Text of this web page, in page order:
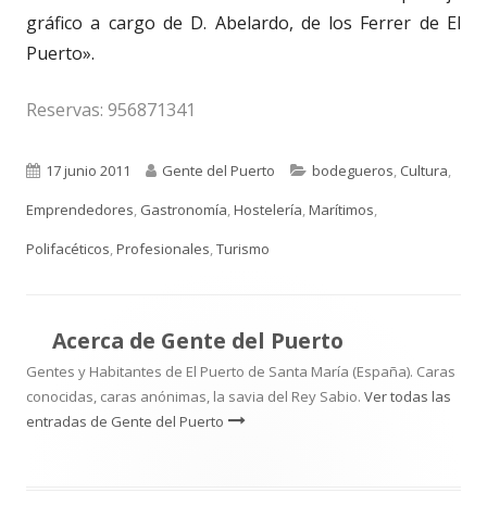
gráfico a cargo de D. Abelardo, de los Ferrer de El
Puerto».
Reservas: 956871341
Publicado
el
17 junio 2011 Autor
Gente del Puerto Categorías
bodegueros Cultura
Emprendedores Gastronomía Hostelería Marítimos
Polifacéticos Profesionales Turismo
Acerca de Gente del Puerto
Gentes y Habitantes de El Puerto de Santa María (España). Caras
conocidas, caras anónimas, la savia del Rey Sabio. Ver todas las
entradas de Gente del Puerto